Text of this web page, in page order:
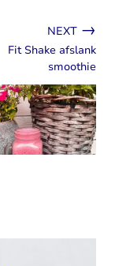
NEXT →
Fit Shake afslank
smoothie